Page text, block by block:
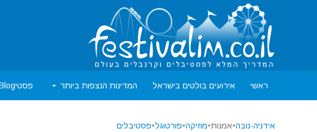
ראשי אירועים בולטים בישראל המדינות הנצפות ביותר פסטיBlog
אידניה-נובה•אמנות•מוזיקה•פורטוגל•פסטיבלים